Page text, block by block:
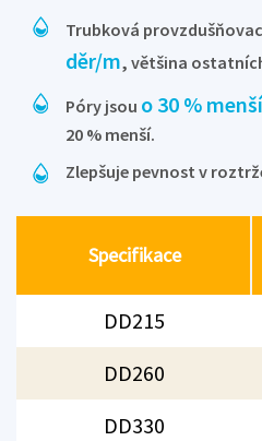
Trubková
děr/m, většina
Póry jsou o 30 % menší
20 % menší.
Zlepšuje pevnost v
Specifikace
DD215
DD260
DD330